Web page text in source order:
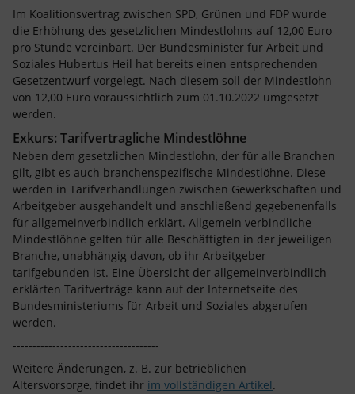
Im Koalitionsvertrag zwischen SPD, Grünen und FDP wurde
die Erhöhung des gesetzlichen Mindestlohns auf 12,00 Euro
pro Stunde vereinbart. Der Bundesminister für Arbeit und
Soziales Hubertus Heil hat bereits einen entsprechenden
Gesetzentwurf vorgelegt. Nach diesem soll der Mindestlohn
von 12,00 Euro voraussichtlich zum 01.10.2022 umgesetzt
werden.
Exkurs: Tarifvertragliche Mindestlöhne
Neben dem gesetzlichen Mindestlohn, der für alle Branchen
gilt, gibt es auch branchenspezifische Mindestlöhne. Diese
werden in Tarifverhandlungen zwischen Gewerkschaften und
Arbeitgeber ausgehandelt und anschließend gegebenenfalls
für allgemeinverbindlich erklärt. Allgemein verbindliche
Mindestlöhne gelten für alle Beschäftigten in der jeweiligen
Branche, unabhängig davon, ob ihr Arbeitgeber
tarifgebunden ist. Eine Übersicht der allgemeinverbindlich
erklärten Tarifverträge kann auf der Internetseite des
Bundesministeriums für Arbeit und Soziales abgerufen
werden.
-------------------------------------
Weitere Änderungen, z. B. zur betrieblichen
Altersvorsorge, findet ihr im vollständigen Artikel.